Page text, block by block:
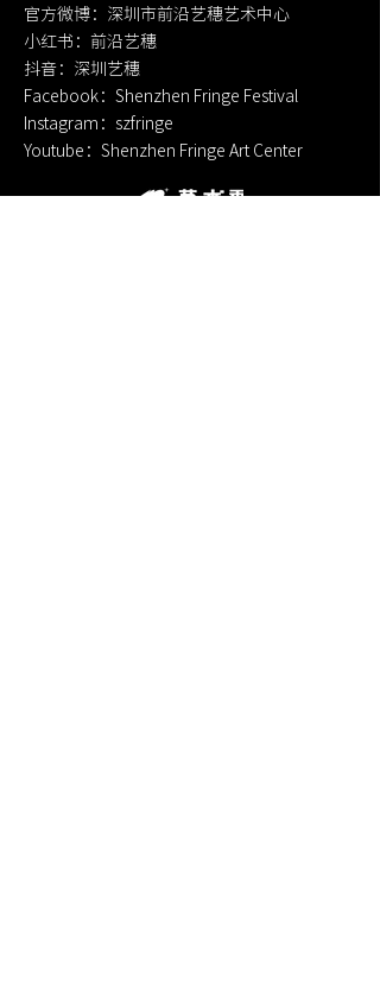
官方微博：深圳市前沿艺穗艺术中心
小红书：前沿艺穗
​抖音：深圳艺穗
Facebook：Shenzhen Fringe Festival
Instagram：szfringe
Youtube：Shenzhen Fringe Art Center